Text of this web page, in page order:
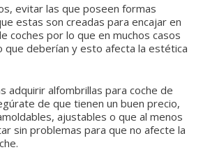
evitar las que poseen formas
estas son creadas para encajar en
coches por lo que en muchos casos
que deberían y esto afecta la estética
adquirir alfombrillas para coche de
de que tienen un buen precio,
ajustables o que al menos
sin problemas para que no afecte la